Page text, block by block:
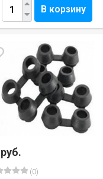
В корзину
(0)